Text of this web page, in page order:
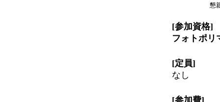
懇
[参加資格]
フォトポリ
[定員]
なし
[参加費]